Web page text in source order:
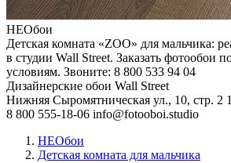
НЕОбои
Детская комната «ZOO» для мальчика:
в студии Wall Street. Заказать фотообои
условиям. Звоните: 8 800 533 94 04
Дизайнерские обои Wall Street
Нижняя Сыромятническая ул., 10, стр. 2
8 800 555-18-06 info@fotooboi.studio
НЕОбои
Детская комната для мальчика